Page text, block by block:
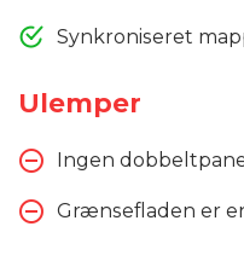
Synkroniseret
Ulemper
Ingen
Grænsefladen er